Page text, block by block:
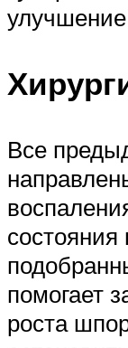
Все
помогает
роста